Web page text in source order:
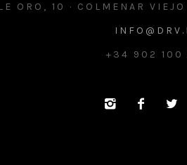
ORO, 10 · COLMENAR
+34 902 100